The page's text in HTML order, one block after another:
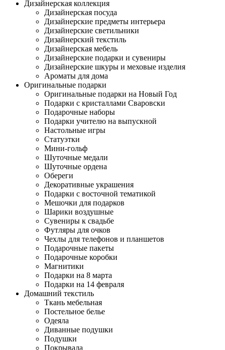
Дизайнерская коллекция
Дизайнерская посуда
Дизайнерские предметы интерьера
Дизайнерские светильники
Дизайнерский текстиль
Дизайнерская мебель
Дизайнерские подарки и сувениры
Дизайнерские шкуры и меховые изделия
Ароматы для дома
Оригинальные подарки
Оригинальные подарки на Новый Год
Подарки с кристаллами Сваровски
Подарочные наборы
Подарки учителю на выпускной
Настольные игры
Статуэтки
Мини-гольф
Шуточные медали
Шуточные ордена
Обереги
Декоративные украшения
Подарки с восточной тематикой
Мешочки для подарков
Шарики воздушные
Сувениры к свадьбе
Футляры для очков
Чехлы для телефонов и планшетов
Подарочные пакеты
Подарочные коробки
Магнитики
Подарки на 8 марта
Подарки на 14 февраля
Домашний текстиль
Ткань мебельная
Постельное белье
Одеяла
Диванные подушки
Подушки
Покрывала